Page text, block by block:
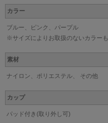
カラー
ブルー、ピンク、パープル
※サイズによりお取扱のないカラー
素材
ナイロン、ポリエステル、 その他
カップ
パッド付き(取り外し可)